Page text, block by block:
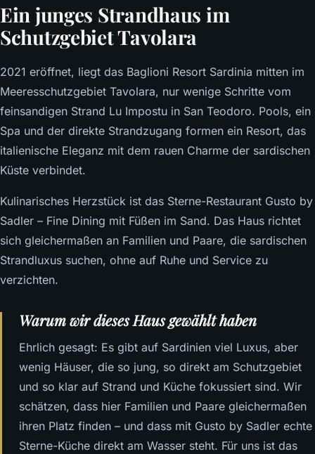
Ein junges Strandhaus im
Schutzgebiet Tavolara
2021 eröffnet, liegt das Baglioni Resort Sardinia mitten im
Meeresschutzgebiet Tavolara, nur wenige Schritte vom
feinsandigen Strand Lu Impostu in San Teodoro. Pools, ein
Spa und der direkte Strandzugang formen ein Resort, das
italienische Eleganz mit dem rauen Charme der sardischen
Küste verbindet.
Kulinarisches Herzstück ist das Sterne-Restaurant Gusto by
Sadler – Fine Dining mit Füßen im Sand. Das Haus richtet
sich gleichermaßen an Familien und Paare, die sardischen
Strandluxus suchen, ohne auf Ruhe und Service zu
verzichten.
Warum wir dieses Haus gewählt haben
Ehrlich gesagt: Es gibt auf Sardinien viel Luxus, aber
wenig Häuser, die so jung, so direkt am Schutzgebiet
und so klar auf Strand und Küche fokussiert sind. Wir
schätzen, dass hier Familien und Paare gleichermaßen
ihren Platz finden – und dass mit Gusto by Sadler echte
Sterne-Küche direkt am Wasser steht. Für uns ist das